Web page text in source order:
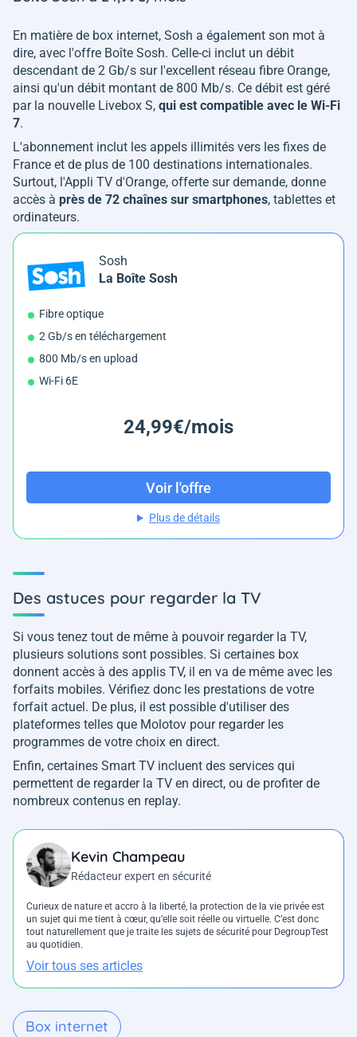
En matière de box internet, Sosh a également son mot à
dire, avec l'offre Boîte Sosh. Celle-ci inclut un débit
descendant de 2 Gb/s sur l'excellent réseau fibre Orange,
ainsi qu'un débit montant de 800 Mb/s. Ce débit est géré
par la nouvelle Livebox S, qui est compatible avec le Wi-Fi
7.
L'abonnement inclut les appels illimités vers les fixes de
France et de plus de 100 destinations internationales.
Surtout, l'Appli TV d'Orange, offerte sur demande, donne
accès à près de 72 chaînes sur smartphones, tablettes et
ordinateurs.
Sosh
La Boîte Sosh
Fibre optique
2 Gb/s en téléchargement
800 Mb/s en upload
Wi-Fi 6E
24,99€/mois
Voir l'offre
Plus de détails
Des astuces pour regarder la TV
Si vous tenez tout de même à pouvoir regarder la TV,
plusieurs solutions sont possibles. Si certaines box
donnent accès à des applis TV, il en va de même avec les
forfaits mobiles. Vérifiez donc les prestations de votre
forfait actuel. De plus, il est possible d'utiliser des
plateformes telles que Molotov pour regarder les
programmes de votre choix en direct.
Enfin, certaines Smart TV incluent des services qui
permettent de regarder la TV en direct, ou de profiter de
nombreux contenus en replay.
Kevin Champeau
Rédacteur expert en sécurité
Curieux de nature et accro à la liberté, la protection de la vie privée est
un sujet qui me tient à cœur, qu’elle soit réelle ou virtuelle. C’est donc
tout naturellement que je traite les sujets de sécurité pour DegroupTest
au quotidien.
Voir tous ses articles
Box internet